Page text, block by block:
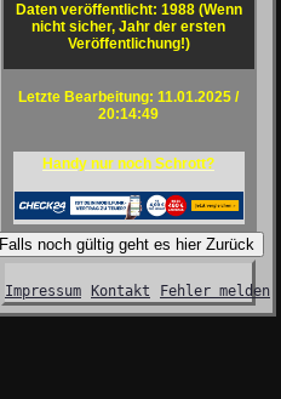
Daten veröffentlicht: 1988 (Wenn
nicht sicher, Jahr der ersten
Veröffentlichung!)
Letzte Bearbeitung: 11.01.2025 /
20:14:49
Handy nur noch Schrott?
Falls noch gültig geht es hier Zurück
Impressum Kontakt Fehler melden